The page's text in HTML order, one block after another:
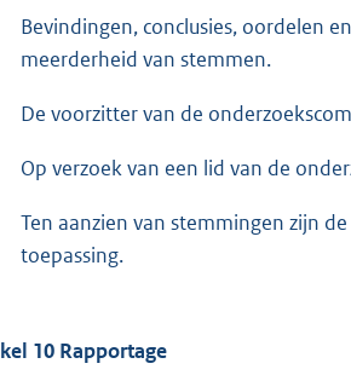
Bevindingen, conclusies, oordelen
meerderheid van stemmen.
De voorzitter van de
Op verzoek van een lid van de
Ten aanzien van stemmingen zijn
toepassing.
10 Rapportage